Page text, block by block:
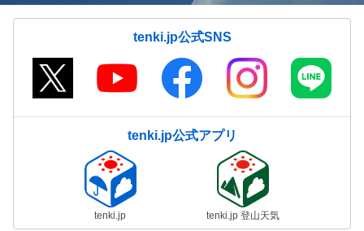
tenki.jp公式SNS
tenki.jp公式アプリ
tenki.jp tenki.jp 登山天気